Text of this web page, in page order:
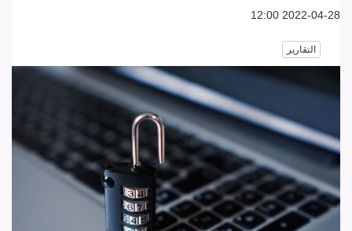
2022-04-28 12:00
التقارير